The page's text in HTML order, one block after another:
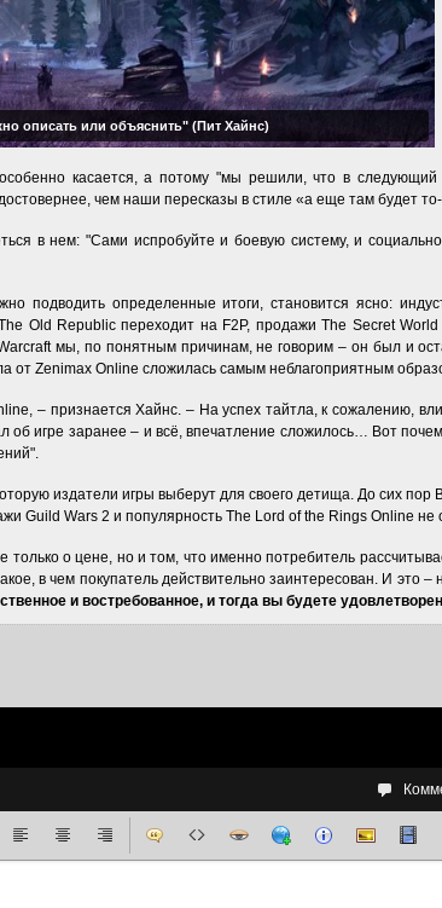
описать или объяснить" (Пит Хайнс)
касается, а потому "мы решили, что в
чем наши пересказы в стиле «а еще там будет
в нем: "Сами испробуйте и боевую систему, и
подводить определенные итоги, становится ясно:
Old Republic переходит на F2P, продажи The Secret
мы, по понятным причинам, не говорим – он был и
от Zenimax Online сложилась самым неблагоприятным
– признается Хайнс. – На успех тайтла, к сожалению,
об игре заранее – и всё, впечатление сложилось… Вот
издатели игры выберут для своего детища. До сих пор
Guild Wars 2 и популярность The Lord of the Rings Online
только о цене, но и том, что именно потребитель
в чем покупатель действительно заинтересован. И
и востребованное, и тогда вы будете